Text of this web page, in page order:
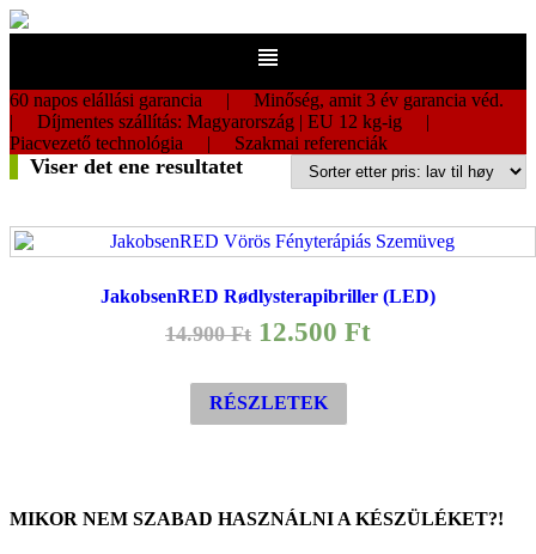
60 napos elállási garancia | Minőség, amit 3 év garancia véd.
| Díjmentes szállítás: Magyarország | EU 12 kg-ig |
Piacvezető technológia | Szakmai referenciák
Viser det ene resultatet
JakobsenRED Rødlysterapibriller (LED)
14.900Ft Opprinnelig
var:
14.900 Ft.
12.500 FtNåværende
RÉSZLETEK
MIKOR NEM SZABAD HASZNÁLNI A KÉSZÜLÉKET?!